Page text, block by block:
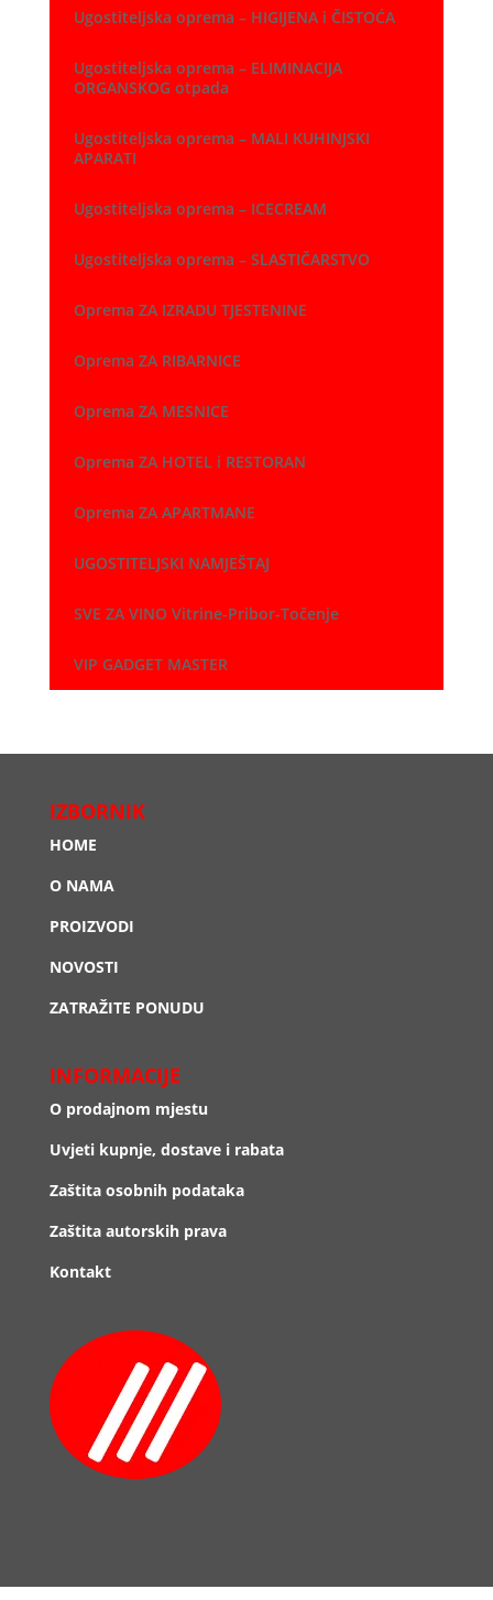
Ugostiteljska oprema – HIGIJENA i ČISTOĆA
Ugostiteljska oprema – ELIMINACIJA
ORGANSKOG otpada
Ugostiteljska oprema – MALI KUHINJSKI
APARATI
Ugostiteljska oprema – ICECREAM
Ugostiteljska oprema – SLASTIČARSTVO
Oprema ZA IZRADU TJESTENINE
Oprema ZA RIBARNICE
Oprema ZA MESNICE
Oprema ZA HOTEL i RESTORAN
Oprema ZA APARTMANE
UGOSTITELJSKI NAMJEŠTAJ
SVE ZA VINO Vitrine-Pribor-Točenje
VIP GADGET MASTER
IZBORNIK
HOME
O NAMA
PROIZVODI
NOVOSTI
ZATRAŽITE PONUDU
INFORMACIJE
O prodajnom mjestu
Uvjeti kupnje, dostave i rabata
Zaštita osobnih podataka
Zaštita autorskih prava
Kontakt